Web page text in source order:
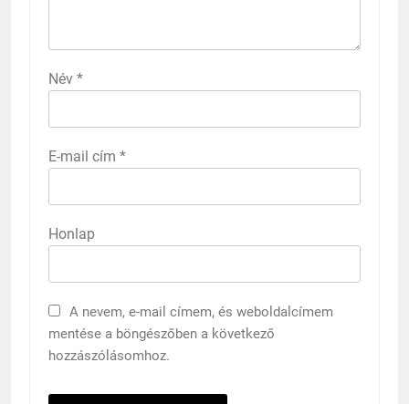
Név *
E-mail cím *
Honlap
A nevem, e-mail címem, és weboldalcímem
mentése a böngészőben a következő
hozzászólásomhoz.